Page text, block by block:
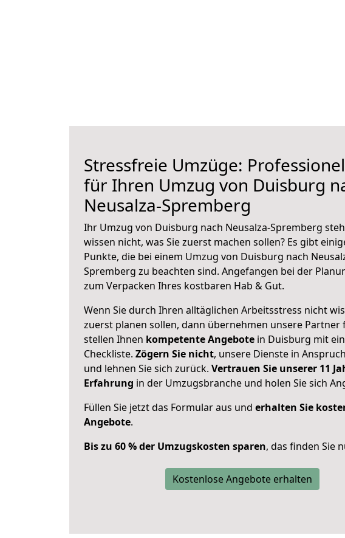
Stressfreie Umzüge:
für Ihren Umzug von Duisburg
Neusalza-Spremberg
Ihr Umzug von Duisburg nach Neusalza-Spremberg
wissen nicht, was Sie zuerst machen sollen? Es gibt
Punkte, die bei einem Umzug von Duisburg nach
Spremberg zu beachten sind. Angefangen bei der
zum Verpacken Ihres kostbaren Hab & Gut.
Wenn Sie durch Ihren alltäglichen Arbeitsstress nicht
zuerst planen sollen, dann übernehmen unsere Partner
stellen Ihnen kompetente Angebote in Duisburg mit
Checkliste. Zögern Sie nicht, unsere Dienste in
und lehnen Sie sich zurück. Vertrauen Sie unserer 11
Erfahrung in der Umzugsbranche und holen Sie sich
Füllen Sie jetzt das Formular aus und erhalten Sie
Angebote.
Bis zu 60 % der Umzugskosten sparen, das finden Sie
Kostenlose Angebote erhalten